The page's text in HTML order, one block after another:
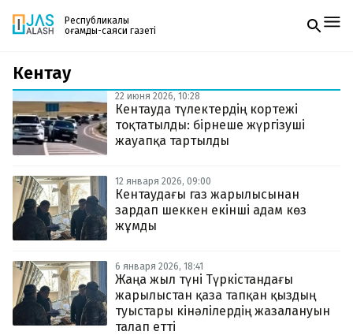
Республикалық
қоғамдық-саяси газеті
Жаңалықтар
Спорт
Live
Руханият
Аймақ
Архив
Заң және тәртіп
Редакциямен байланыс
+7 708 604 51 06
Жарнама бөлімі
Пошта
zhasalash100@gmail.com
Газетке жазылу
PDF форматтағы газетті ай сайын электронды
поштаңызға алып отырыңыз. Жаңа нөмір
шыққан сәтте сізге бірден жіберіледі. Тек email
Кентау
22 июня 2026, 10:28
Кентауда түлектердің кортежі
тоқтатылды: бірнеше жүргізуші
жауапқа тартылды
12 января 2026, 09:00
Кентаудағы газ жарылысынан
зардап шеккен екінші адам көз
жұмды
6 января 2026, 18:41
Жаңа жыл түні Түркістандағы
жарылыстан қаза тапқан қыздың
туыстары кінәлілердің жазалануын
талап етті